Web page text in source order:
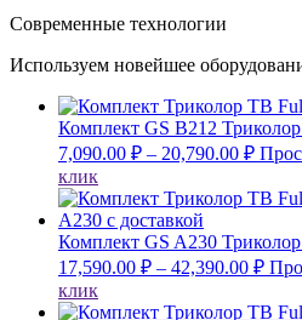
Современные технологии
Используем новейшее
Комплект GS B212
7,090.00 ₽ – 20,790.00 ₽
клик
Комплект GS A230
17,590.00 ₽ – 42,390.00 ₽
клик